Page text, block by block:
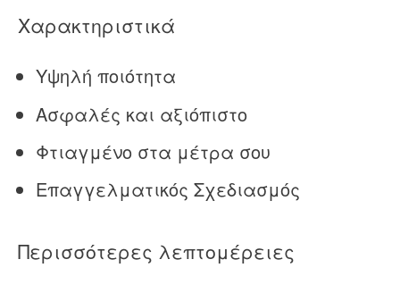
Χαρακτηριστικά
Υψηλή ποιότητα
Ασφαλές και αξιόπιστο
Φτιαγμένο στα μέτρα σου
Επαγγελματικός Σχεδιασμός
Περισσότερες λεπτομέρειες